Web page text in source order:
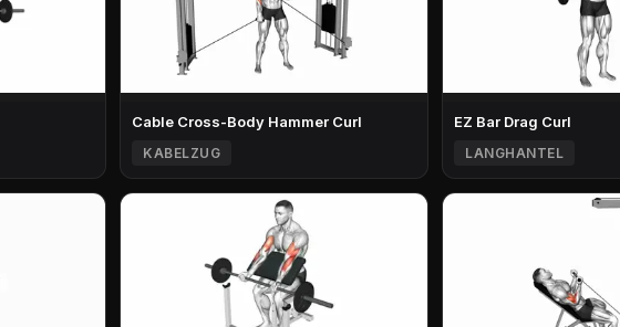
Cable Cross-Body Hammer Curl
KABELZUG
EZ Bar Drag Curl
LANGHANTEL